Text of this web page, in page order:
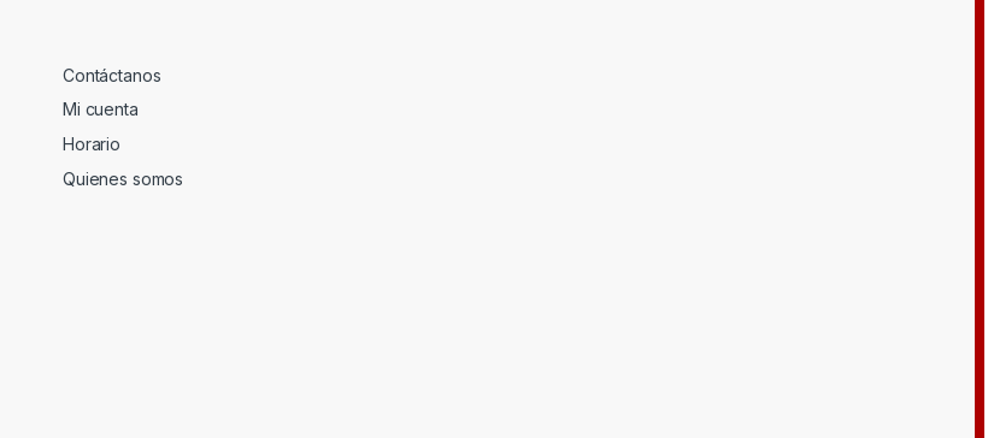
Contáctanos
Mi cuenta
Horario
Quienes somos